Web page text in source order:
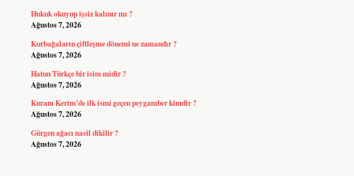
Hukuk okuyup işsiz kalınır mı ?
Ağustos 7, 2026
Kurbağaların çiftleşme dönemi ne zamandır ?
Ağustos 7, 2026
Hatun Türkçe bir isim midir ?
Ağustos 7, 2026
Kuranı Kerim’de ilk ismi geçen peygamber kimdir ?
Ağustos 7, 2026
Gürgen ağacı nasil dikilir ?
Ağustos 7, 2026